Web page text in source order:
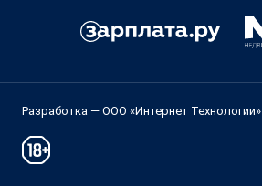
Разработка — ООО «Интернет Технологии»